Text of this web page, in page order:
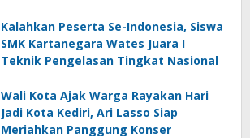
Kalahkan Peserta Se-Indonesia, Siswa
SMK Kartanegara Wates Juara I
Teknik Pengelasan Tingkat Nasional
Wali Kota Ajak Warga Rayakan Hari
Jadi Kota Kediri, Ari Lasso Siap
Meriahkan Panggung Konser